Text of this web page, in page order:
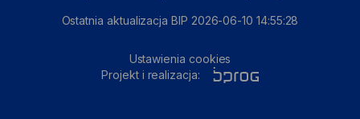
Ostatnia aktualizacja BIP 2026-06-10 14:55:28
Ustawienia cookies
Projekt i realizacja: